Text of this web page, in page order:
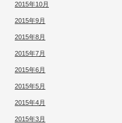
2015年10月
2015年9月
2015年8月
2015年7月
2015年6月
2015年5月
2015年4月
2015年3月